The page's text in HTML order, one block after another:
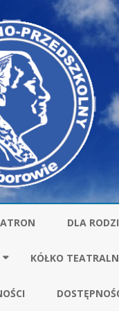
DLA
STOŁÓWKA
SPRAWOZDANIA
KÓŁKO